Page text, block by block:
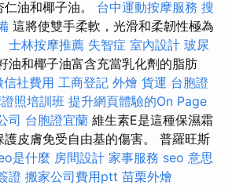
油和椰子油。 台中運動按摩服務 搜
這將使雙手柔軟，光滑和柔韌性極為
士林按摩推薦 失智症 室內設計 玻尿
油和椰子油富含充當乳化劑的脂肪
信社費用 工商登記 外燴 貨運 台胞證
照培訓班 提升網頁體驗的On Page
司 台胞證宜蘭 維生素E是這種保濕霜
皮膚免受自由基的傷害。 普羅旺斯
是什麼 房間設計 家事服務 seo 意思
證 搬家公司費用ptt 苗栗外燴